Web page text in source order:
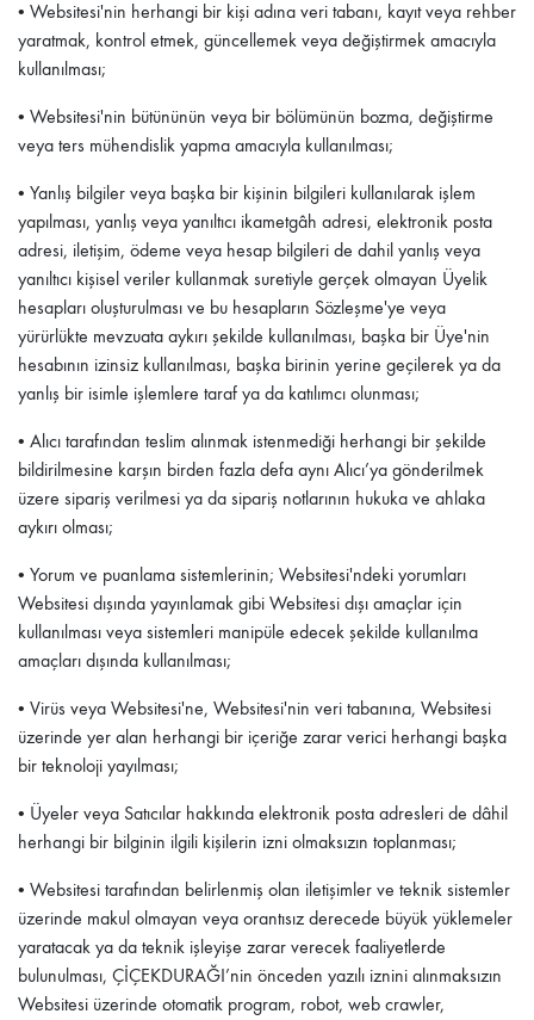
• Websitesi'nin herhangi bir kişi adına veri tabanı, kayıt veya rehber
yaratmak, kontrol etmek, güncellemek veya değiştirmek amacıyla
kullanılması;
• Websitesi'nin bütününün veya bir bölümünün bozma, değiştirme
veya ters mühendislik yapma amacıyla kullanılması;
• Yanlış bilgiler veya başka bir kişinin bilgileri kullanılarak işlem
yapılması, yanlış veya yanıltıcı ikametgâh adresi, elektronik posta
adresi, iletişim, ödeme veya hesap bilgileri de dahil yanlış veya
yanıltıcı kişisel veriler kullanmak suretiyle gerçek olmayan Üyelik
hesapları oluşturulması ve bu hesapların Sözleşme'ye veya
yürürlükte mevzuata aykırı şekilde kullanılması, başka bir Üye'nin
hesabının izinsiz kullanılması, başka birinin yerine geçilerek ya da
yanlış bir isimle işlemlere taraf ya da katılımcı olunması;
• Alıcı tarafından teslim alınmak istenmediği herhangi bir şekilde
bildirilmesine karşın birden fazla defa aynı Alıcı’ya gönderilmek
üzere sipariş verilmesi ya da sipariş notlarının hukuka ve ahlaka
aykırı olması;
• Yorum ve puanlama sistemlerinin; Websitesi'ndeki yorumları
Websitesi dışında yayınlamak gibi Websitesi dışı amaçlar için
kullanılması veya sistemleri manipüle edecek şekilde kullanılma
amaçları dışında kullanılması;
• Virüs veya Websitesi'ne, Websitesi'nin veri tabanına, Websitesi
üzerinde yer alan herhangi bir içeriğe zarar verici herhangi başka
bir teknoloji yayılması;
• Üyeler veya Satıcılar hakkında elektronik posta adresleri de dâhil
herhangi bir bilginin ilgili kişilerin izni olmaksızın toplanması;
• Websitesi tarafından belirlenmiş olan iletişimler ve teknik sistemler
üzerinde makul olmayan veya orantısız derecede büyük yüklemeler
yaratacak ya da teknik işleyişe zarar verecek faaliyetlerde
bulunulması, ÇİÇEKDURAĞI’nin önceden yazılı iznini alınmaksızın
Websitesi üzerinde otomatik program, robot, web crawler,